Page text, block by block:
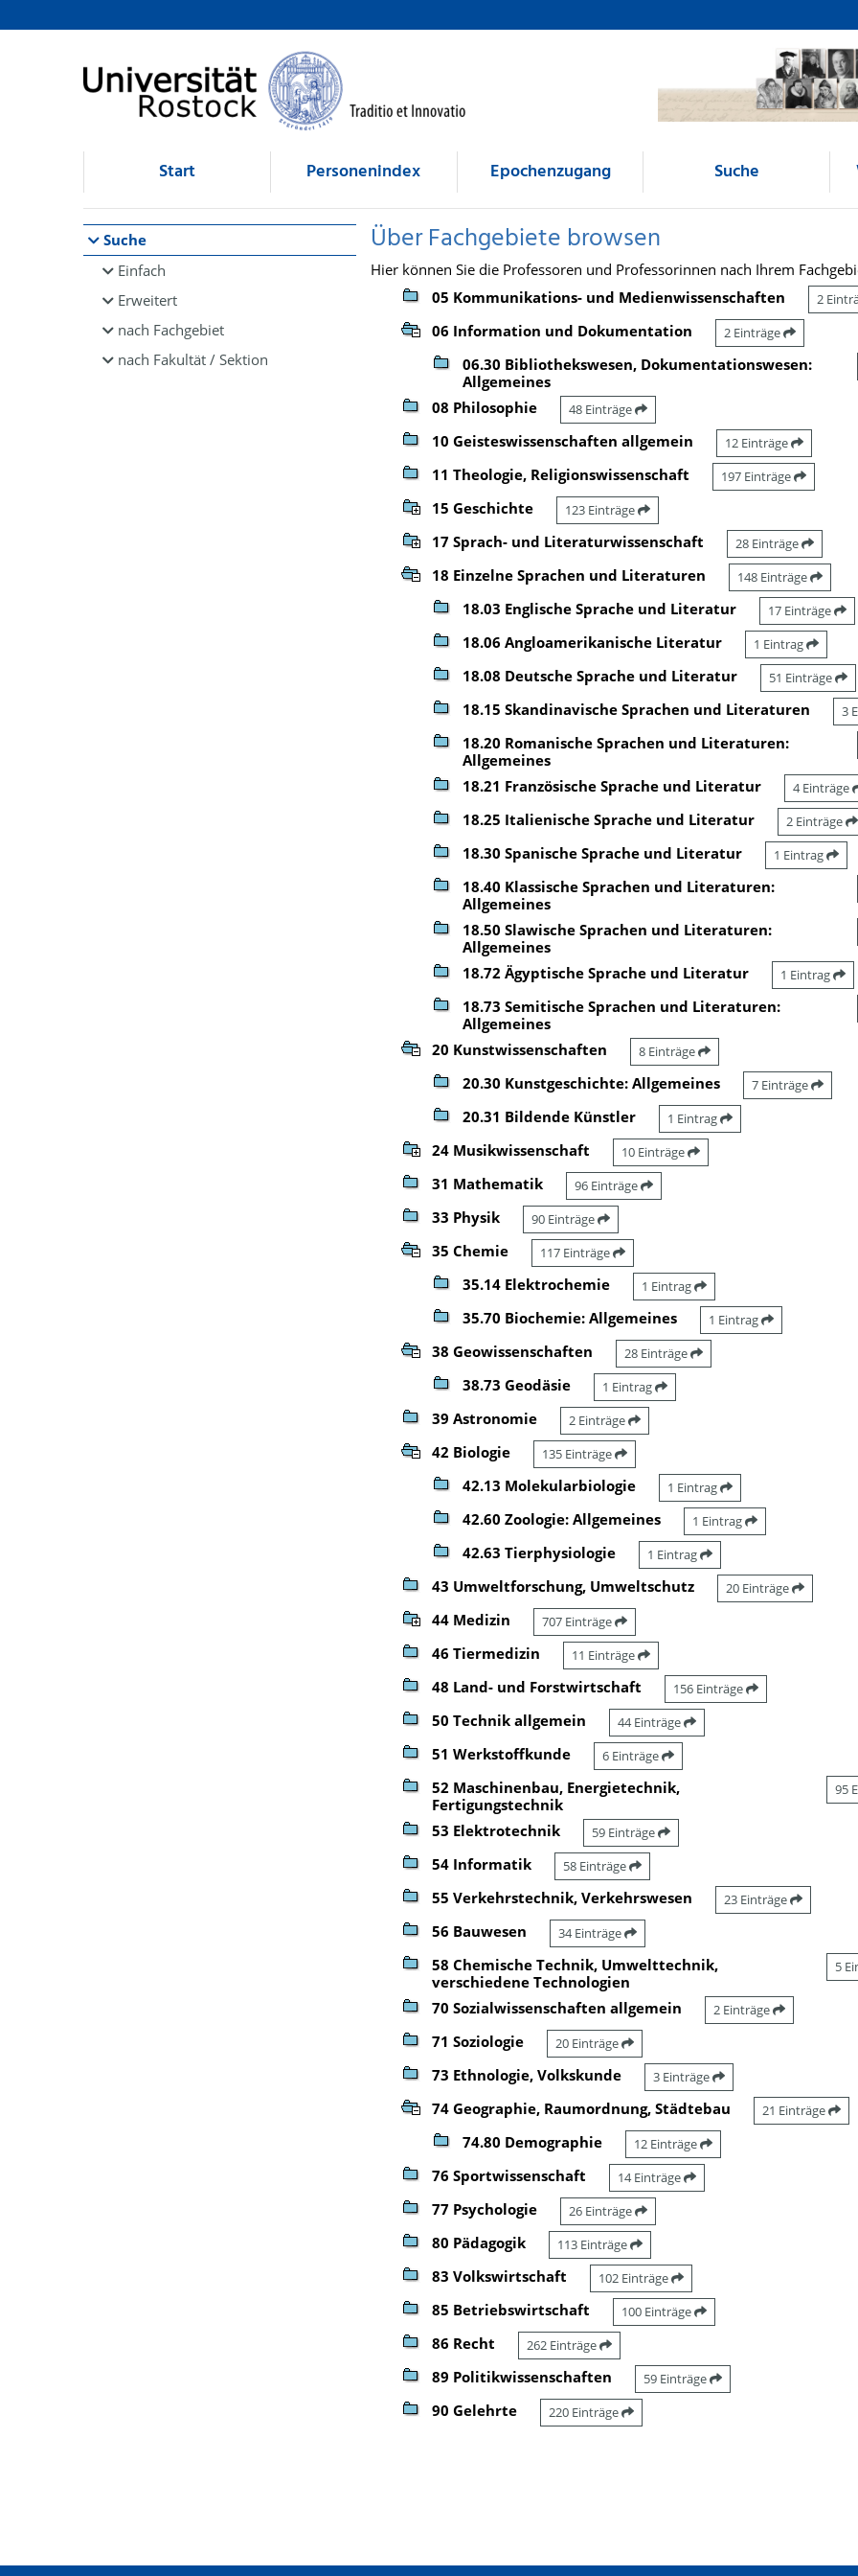
Browsen
direkt zum Inhalt
Start Personenindex Epochenzugang Suche
Suche
Einfach
Erweitert
nach Fachgebiet
nach Fakultät / Sektion
Über Fachgebiete browsen
Hier können Sie die Professoren und Professorinnen nach Ihrem
05 Kommunikations- und Medienwissenschaften
2
06 Information und Dokumentation 2 Einträge
06.30 Bibliothekswesen, Dokumentationswesen:
Allgemeines
08 Philosophie 48 Einträge
10 Geisteswissenschaften allgemein 12 Einträge
11 Theologie, Religionswissenschaft 197 Einträge
15 Geschichte 123 Einträge
17 Sprach- und Literaturwissenschaft 28 Einträge
18 Einzelne Sprachen und Literaturen 148 Einträge
18.03 Englische Sprache und Literatur 17 Einträge
18.06 Angloamerikanische Literatur 1 Eintrag
18.08 Deutsche Sprache und Literatur 51 Einträge
18.15 Skandinavische Sprachen und Literaturen 3
18.20 Romanische Sprachen und Literaturen:
Allgemeines
18.21 Französische Sprache und Literatur 4 Einträge
18.25 Italienische Sprache und Literatur 2 Einträge
18.30 Spanische Sprache und Literatur 1 Eintrag
18.40 Klassische Sprachen und Literaturen:
Allgemeines
18.50 Slawische Sprachen und Literaturen:
Allgemeines
18.72 Ägyptische Sprache und Literatur 1 Eintrag
18.73 Semitische Sprachen und Literaturen:
Allgemeines
20 Kunstwissenschaften 8 Einträge
20.30 Kunstgeschichte: Allgemeines 7 Einträge
20.31 Bildende Künstler 1 Eintrag
24 Musikwissenschaft 10 Einträge
31 Mathematik 96 Einträge
33 Physik 90 Einträge
35 Chemie 117 Einträge
35.14 Elektrochemie 1 Eintrag
35.70 Biochemie: Allgemeines 1 Eintrag
38 Geowissenschaften 28 Einträge
38.73 Geodäsie 1 Eintrag
39 Astronomie 2 Einträge
42 Biologie 135 Einträge
42.13 Molekularbiologie 1 Eintrag
42.60 Zoologie: Allgemeines 1 Eintrag
42.63 Tierphysiologie 1 Eintrag
43 Umweltforschung, Umweltschutz 20 Einträge
44 Medizin 707 Einträge
46 Tiermedizin 11 Einträge
48 Land- und Forstwirtschaft 156 Einträge
50 Technik allgemein 44 Einträge
51 Werkstoffkunde 6 Einträge
52 Maschinenbau, Energietechnik,
Fertigungstechnik
95
53 Elektrotechnik 59 Einträge
54 Informatik 58 Einträge
55 Verkehrstechnik, Verkehrswesen 23 Einträge
56 Bauwesen 34 Einträge
58 Chemische Technik, Umwelttechnik,
verschiedene Technologien
5
70 Sozialwissenschaften allgemein 2 Einträge
71 Soziologie 20 Einträge
73 Ethnologie, Volkskunde 3 Einträge
74 Geographie, Raumordnung, Städtebau 21 Einträge
74.80 Demographie 12 Einträge
76 Sportwissenschaft 14 Einträge
77 Psychologie 26 Einträge
80 Pädagogik 113 Einträge
83 Volkswirtschaft 102 Einträge
85 Betriebswirtschaft 100 Einträge
86 Recht 262 Einträge
89 Politikwissenschaften 59 Einträge
90 Gelehrte 220 Einträge